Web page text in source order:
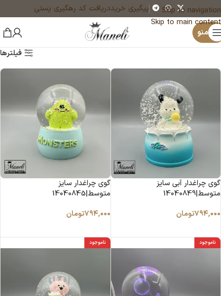
Skip to navigation
Skip to main content
پیگیری خریددریافت کد رهگیری پستی
منو
فیلترها
گوی چراغدار آبی سایز
متوسط|14040849
۷۹۴,۰۰۰تومان
گوی چراغدار سایز
متوسط|14040845
۷۹۴,۰۰۰تومان
ناموجود ناموجود